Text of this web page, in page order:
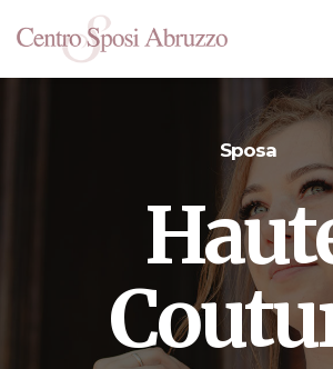
Sposa